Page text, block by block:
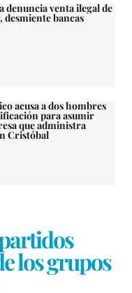
denuncia venta ilegal de
desmiente bancas
acusa a dos hombres
para asumir
que administra
Cristóbal
los grupos